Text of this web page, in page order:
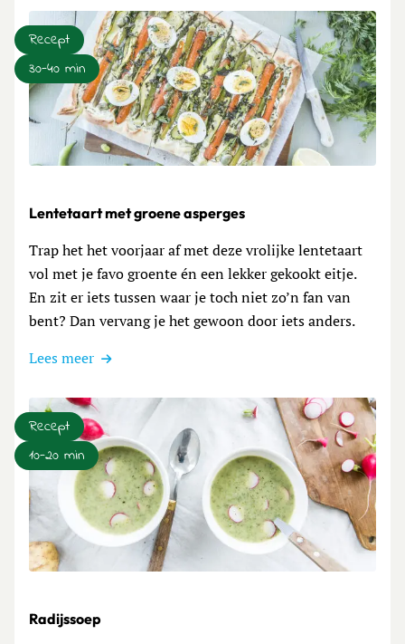
Recept
30-40 min
Lentetaart met groene asperges
Trap het het voorjaar af met deze vrolijke lentetaart
vol met je favo groente én een lekker gekookt eitje.
En zit er iets tussen waar je toch niet zo’n fan van
bent? Dan vervang je het gewoon door iets anders.
Lees meer
Recept
10-20 min
Radijssoep